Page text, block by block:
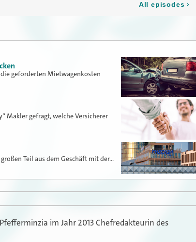
geforderten Mietwagenkosten
Makler gefragt, welche Versicherer
Teil aus dem Geschäft mit der…
im Jahr 2013 Chefredakteurin des